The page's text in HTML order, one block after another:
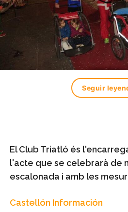
Seguir
El Club Triatló és
l'acte que se celebrarà de
escalonada i amb les
Castellón Información